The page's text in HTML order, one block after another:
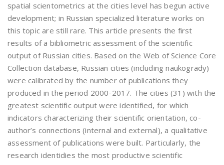
spatial scientometrics at the cities level has begun active
development; in Russian specialized literature works on
this topic are still rare. This article presents the first
results of a bibliometric assessment of the scientific
output of Russian cities. Based on the Web of Science Core
Collection database, Russian cities (including naukogrady)
were calibrated by the number of publications they
produced in the period 2000-2017. The cities (31) with the
greatest scientific output were identified, for which
indicators characterizing their scientific orientation, co-
author’s connections (internal and external), a qualitative
assessment of publications were built. Particularly, the
research identidies the most productive scientific